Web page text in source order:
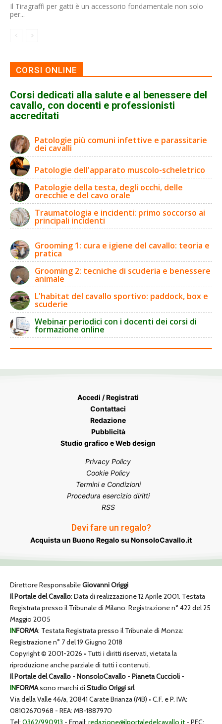
Il Tiragraffi per gatti è un accessorio fondamentale non solo
per...
CORSI ONLINE
Corsi dedicati alla salute e al benessere del
cavallo, con docenti e professionisti
accreditati
Patologie più comuni infettive e parassitarie
dei cavalli
Patologie dell'apparato muscolo-scheletrico
Patologie della testa, degli occhi, delle
orecchie e del cavo orale
Traumatologia e incidenti: primo soccorso ai
principali incidenti
Grooming 1: cura e igiene del cavallo: teoria e
pratica
Grooming 2: tecniche di scuderia e benessere
animale
L'habitat del cavallo sportivo: paddock, box e
scuderie
Webinar periodici con i docenti dei corsi di
formazione online
Accedi / Registrati
Contattaci
Redazione
Pubblicità
Studio grafico e Web design
Privacy Policy
Cookie Policy
Termini e Condizioni
Procedura esercizio diritti
RSS
Devi fare un regalo?
Acquista un Buono Regalo su NonsoloCavallo.it
Direttore ResponsabileGiovanni Origgi
Il Portale del Cavallo: Data di realizzazione 12 Aprile 2001. Testata
Registrata presso il Tribunale di Milano: Registrazione n° 422 del 25
Maggio 2005
INFORMA: Testata Registrata presso il Tribunale di Monza:
Registrazione n° 7 del 19 Giugno 2018
Copyright © 2001-2026 • Tutti i diritti riservati, vietata la
riproduzione anche parziale di tutti i contenuti.
Il Portale del Cavallo - NonsoloCavallo - Pianeta Cuccioli -
INFORMAsono marchi di Studio Origgi srl
Via della Valle 46/a, 20841 Carate Brianza (MB) • C.F. e P. IVA:
08102670968 - REA: MB-1887970
Tel: 0362/990913 - Email: redazione@ilportaledelcavallo.it - PEC: